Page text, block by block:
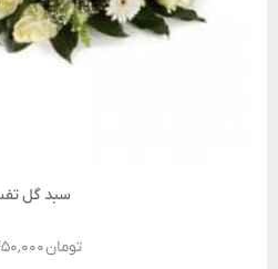
سبد گل
تومان